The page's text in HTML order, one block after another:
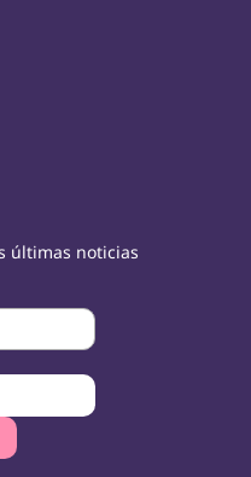
últimas noticias